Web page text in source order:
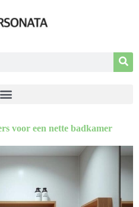
voor een nette badkamer